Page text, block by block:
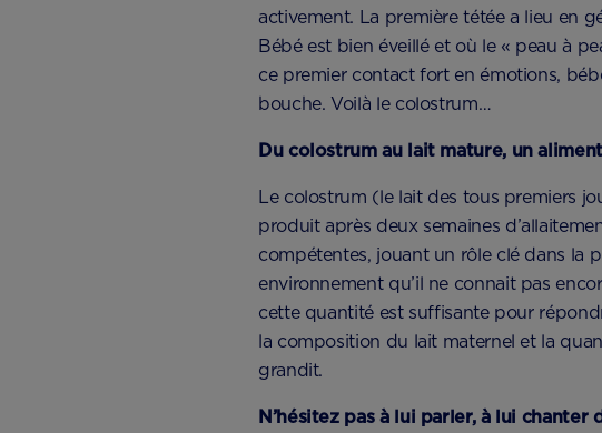
activement. La première tétée a lieu en
Bébé est bien éveillé et où le « peau à
ce premier contact fort en émotions,
bouche. Voilà le colostrum…
Du colostrum au lait mature, un
Le colostrum (le lait des tous premiers
produit après deux semaines
compétentes, jouant un rôle clé dans la
environnement qu’il ne connait pas
cette quantité est suffisante pour
la composition du lait maternel et la
grandit.
N’hésitez pas à lui parler, à lui